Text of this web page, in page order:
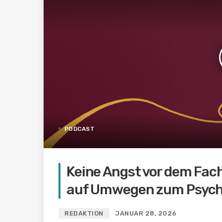
PODCAST
Keine Angst vor dem
auf Umwegen zum
REDAKTION JANUAR 28, 2026